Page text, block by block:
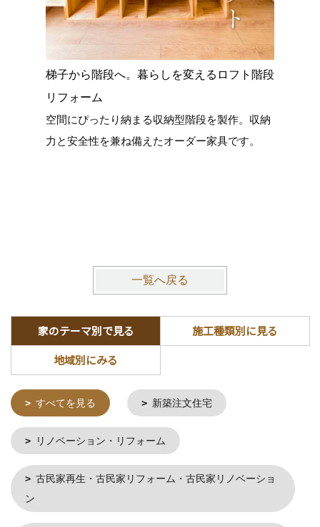
梯子から階段へ。暮らしを変えるロフト階段
リフォーム
空間にぴったり納まる収納型階段を製作。収納
力と安全性を兼ね備えたオーダー家具です。
一覧へ戻る
家のテーマ別で見る
施工種類別に見る
地域別にみる
すべてを見る 新築注文住宅
リノベーション・リフォーム
古民家再生・古民家リフォーム・古民家リノベーショ
ン